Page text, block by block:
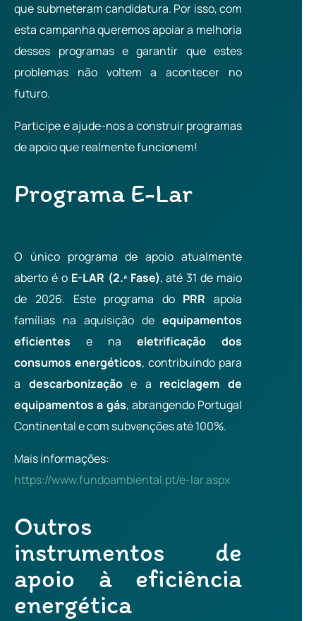
que submeteram candidatura. Por isso, com
esta campanha queremos apoiar a melhoria
desses programas e garantir que estes
problemas não voltem a acontecer no
futuro.
Participe e ajude-nos a construir programas
de apoio que realmente funcionem!
Programa E-Lar
O único programa de apoio atualmente
aberto é o E-LAR (2.ª Fase), até 31 de maio
de 2026. Este programa do PRR apoia
famílias na aquisição de equipamentos
eficientes e na eletrificação dos
consumos energéticos, contribuindo para
a descarbonizaçãoe a reciclagem de
equipamentos a gás, abrangendo Portugal
Continental e com subvenções até 100%.
Mais informações:
https://www.fundoambiental.pt/e-lar.aspx
Outros
instrumentos de
apoio à eficiência
energética